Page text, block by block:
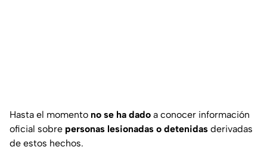
Hasta el momento no se ha dado a conocer información
oficial sobre personas lesionadas o detenidas derivadas
de estos hechos.